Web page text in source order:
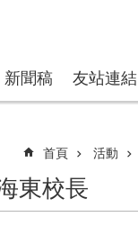
新聞稿 友站連結
首頁 活動
東校長